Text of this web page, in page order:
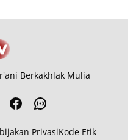
Berkakhlak Mulia
PrivasiKode Etik